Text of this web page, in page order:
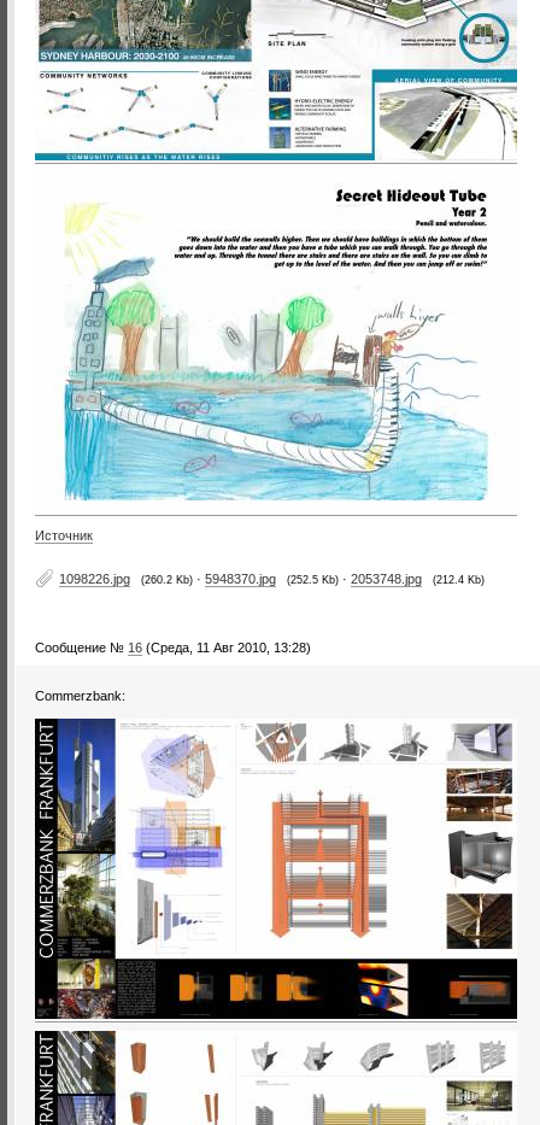
Источник
1098226.jpg (260.2 Kb) · 5948370.jpg (252.5 Kb) · 2053748.jpg (212.4 Kb)
Сообщение № 16 (Среда, 11 Авг 2010, 13:28)
Commerzbank: